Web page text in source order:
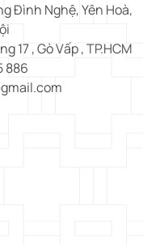
Đình Nghệ, Yên Hoà,
17 , Gò Vấp , TP.HCM
886